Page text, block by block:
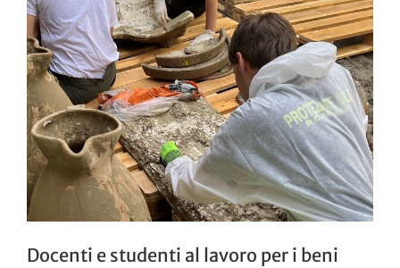
Docenti e studenti al lavoro per i beni